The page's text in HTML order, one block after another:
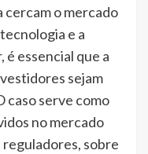
cercam o mercado
e a
é essencial que a
sejam
caso serve como
no mercado
sobre